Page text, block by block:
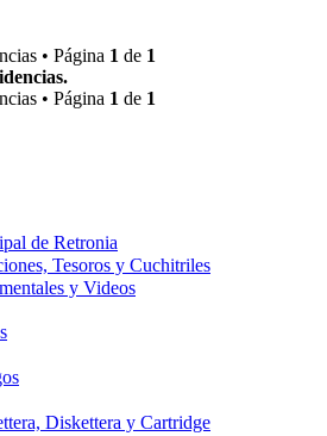
• Página 1 de 1
• Página 1 de 1
de Retronia
Tesoros y Cuchitriles
y Videos
Diskettera y Cartridge